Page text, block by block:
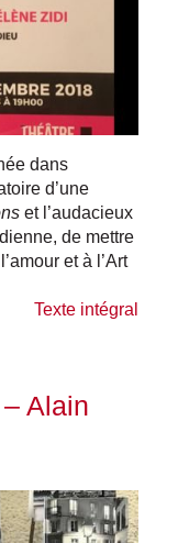
dans
d’une
et l’audacieux
de mettre
et à l’Art
Texte intégral
Alain